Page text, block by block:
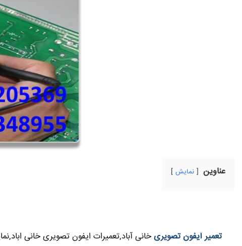
عناوین نمایش
تعمیر آیفون تصویریخانی آباد,تعمیرات ایفون تصویری خانی